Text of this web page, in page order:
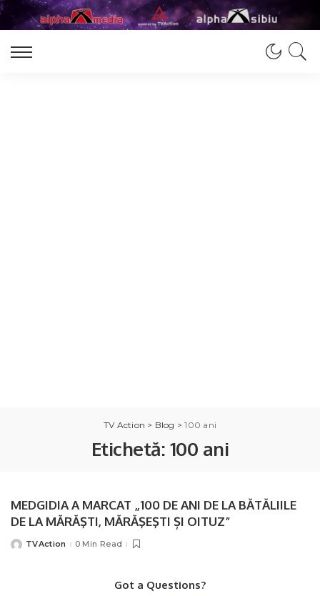
TV Action > Blog >100 ani
Etichetă: 100 ani
MEDGIDIA A MARCAT „100 DE ANI DE LA BĂTĂLIILE
DE LA MĂRĂŞTI, MĂRĂŞEŞTI ȘI OITUZ”
PostedTVAction 0 Min Read
Got a Questions?